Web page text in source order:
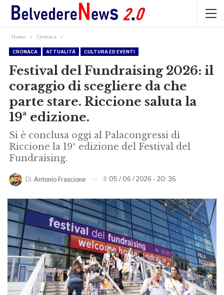
Home Cronaca
CRONACA ATTUALITÀ CULTURA ED EVENTI
Festival del Fundraising 2026: il
coraggio di scegliere da che
parte stare. Riccione saluta la
19ª edizione.
Si è conclusa oggi al Palacongressi di
Riccione la 19ª edizione del Festival del
Fundraising.
Di Antonio Frascione 05 / 06 / 2026 - 20: 36